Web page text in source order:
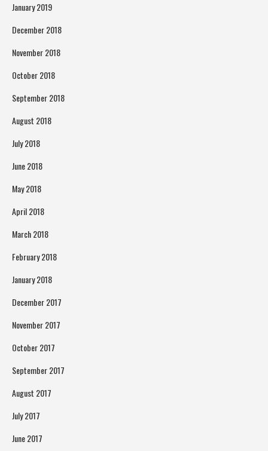
January 2019
December 2018
November 2018
October 2018
September 2018
August 2018
July 2018
June 2018
May 2018
April 2018
March 2018
February 2018
January 2018
December 2017
November 2017
October 2017
September 2017
August 2017
July 2017
June 2017